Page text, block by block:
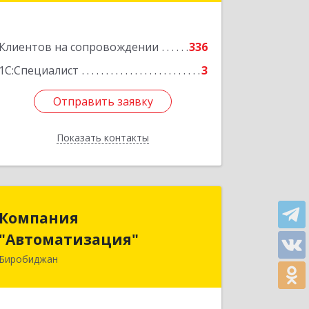
Клиентов на сопровождении
336
1С:Специалист
3
Отправить заявку
Показать контакты
Отправить заявку
Назад
Компания
"Автоматизация"
Биробиджан
"Автоматизация"
679016, Еврейская Аобл, Биробиджан